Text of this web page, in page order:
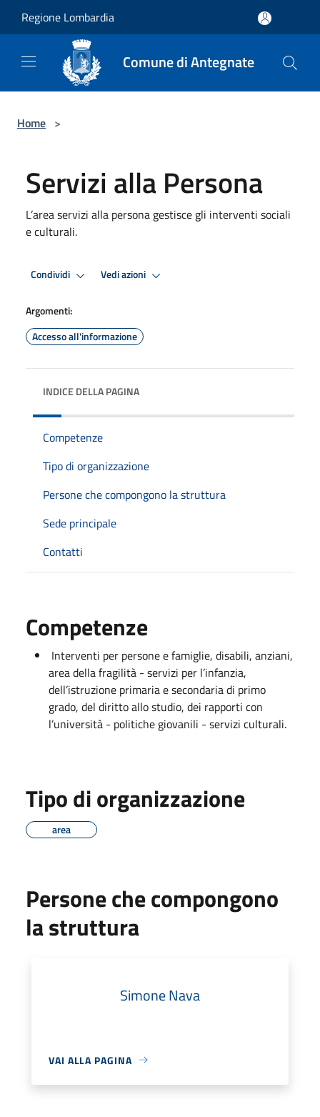
Regione Lombardia
Comune di Antegnate
Home >
Servizi alla Persona
L’area servizi alla persona gestisce gli interventi sociali
e culturali.
Condividi Vedi azioni
Argomenti:
Accesso all'informazione
INDICE DELLA PAGINA
Competenze
Tipo di organizzazione
Persone che compongono la struttura
Sede principale
Contatti
Competenze
Interventi per persone e famiglie, disabili, anziani,
area della fragilità - servizi per l’infanzia,
dell’istruzione primaria e secondaria di primo
grado, del diritto allo studio, dei rapporti con
l’università - politiche giovanili - servizi culturali.
Tipo di organizzazione
area
Persone che compongono
la struttura
Simone Nava
VAI ALLA PAGINA